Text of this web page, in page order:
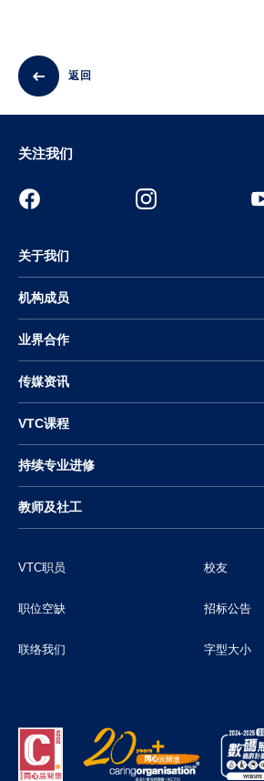
返回
关注我们
关于我们
机构成员
业界合作
传媒资讯
VTC课程
持续专业进修
教师及社工
VTC职员 校友
职位空缺 招标公告
联络我们 字型大小